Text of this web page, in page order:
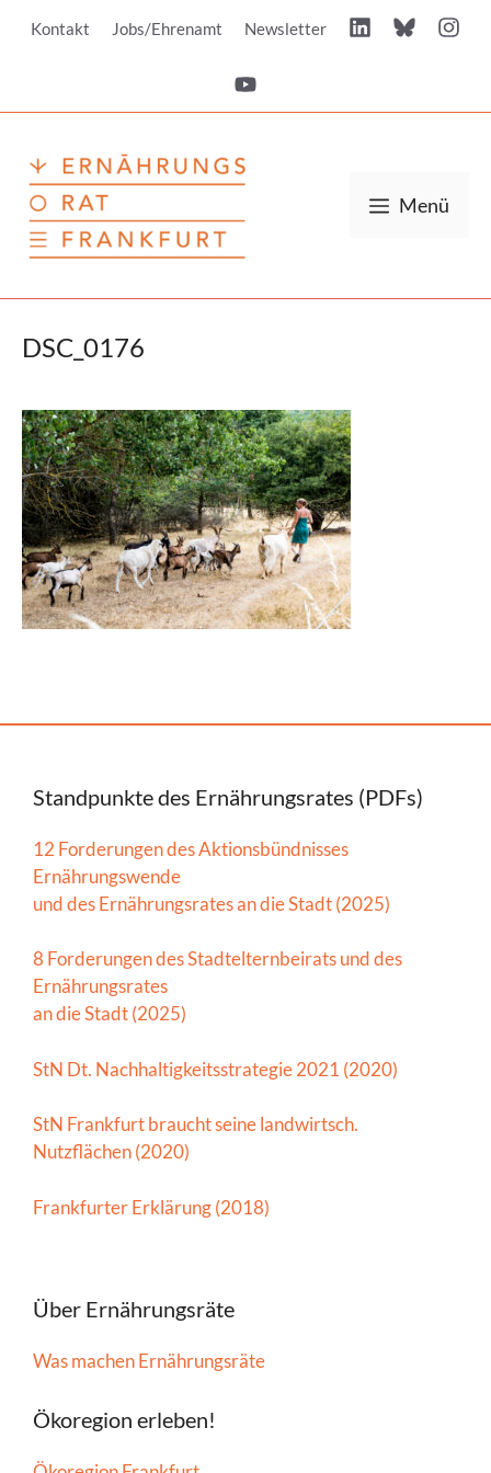
InhaltKontakt Jobs/Ehrenamt Newsletter
Menü
DSC_0176
Standpunkte des Ernährungsrates (PDFs)
12 Forderungen des Aktionsbündnisses
Ernährungswende
und des Ernährungsrates an die Stadt (2025)
8 Forderungen des Stadtelternbeirats und des
Ernährungsrates
an die Stadt (2025)
StN Dt. Nachhaltigkeitsstrategie 2021 (2020)
StN Frankfurt braucht seine landwirtsch.
Nutzflächen (2020)
Frankfurter Erklärung (2018)
Über Ernährungsräte
Was machen Ernährungsräte
Ökoregion erleben!